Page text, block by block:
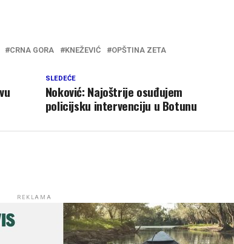
CRNA GORA KNEŽEVIĆ OPŠTINA ZETA
SLEDEĆE
Noković: Najoštrije osuđujem
policijsku intervenciju u Botunu
REKLAMA